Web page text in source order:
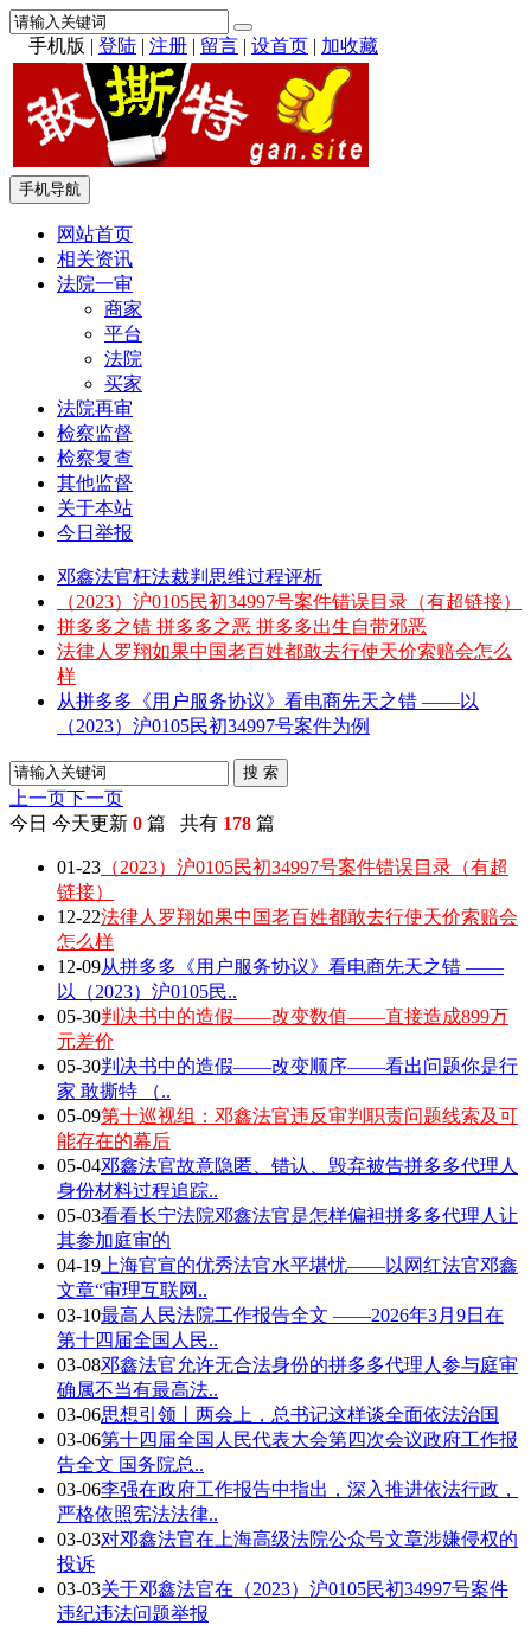
手机版 | 登陆 | 注册 | 留言 | 设首页 | 加收藏
手机导航
网站首页
相关资讯
法院一审
商家
平台
法院
买家
法院再审
检察监督
检察复查
其他监督
关于本站
今日举报
邓鑫法官枉法裁判思维过程评析
（2023）沪0105民初34997号案件错误目录（有超链接）
拼多多之错 拼多多之恶 拼多多出生自带邪恶
法律人罗翔如果中国老百姓都敢去行使天价索赔会怎么
样
从拼多多《用户服务协议》看电商先天之错 ——以
（2023）沪0105民初34997号案件为例
搜 索
上一页下一页
今日 今天更新 0 篇 共有 178 篇
01-23 （2023）沪0105民初34997号案件错误目录（有超
链接）
12-22法律人罗翔如果中国老百姓都敢去行使天价索赔会
怎么样
12-09从拼多多《用户服务协议》看电商先天之错 ——
以（2023）沪0105民..
05-30判决书中的造假——改变数值——直接造成899万
元差价
05-30判决书中的造假——改变顺序——看出问题你是行
家 敢撕特 （..
05-09第十巡视组：邓鑫法官违反审判职责问题线索及可
能存在的幕后
05-04邓鑫法官故意隐匿、错认、毁弃被告拼多多代理人
身份材料过程追踪..
05-03看看长宁法院邓鑫法官是怎样偏袒拼多多代理人让
其参加庭审的
04-19 上海官宣的优秀法官水平堪忧——以网红法官邓鑫
文章“审理互联网..
03-10最高人民法院工作报告全文 ——2026年3月9日在
第十四届全国人民..
03-08邓鑫法官允许无合法身份的拼多多代理人参与庭审
确属不当有最高法..
03-06思想引领丨两会上，总书记这样谈全面依法治国
03-06第十四届全国人民代表大会第四次会议政府工作报
告全文 国务院总..
03-06李强在政府工作报告中指出，深入推进依法行政，
严格依照宪法法律..
03-03对邓鑫法官在上海高级法院公众号文章涉嫌侵权的
投诉
03-03关于邓鑫法官在（2023）沪0105民初34997号案件
违纪违法问题举报